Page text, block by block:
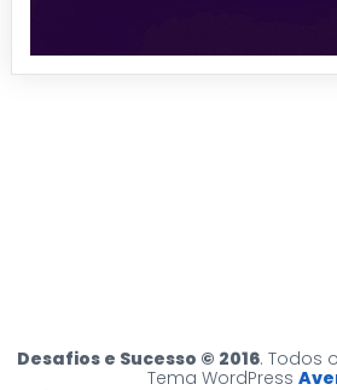
Desafios e Sucesso © 2016. Todos
Tema WordPress